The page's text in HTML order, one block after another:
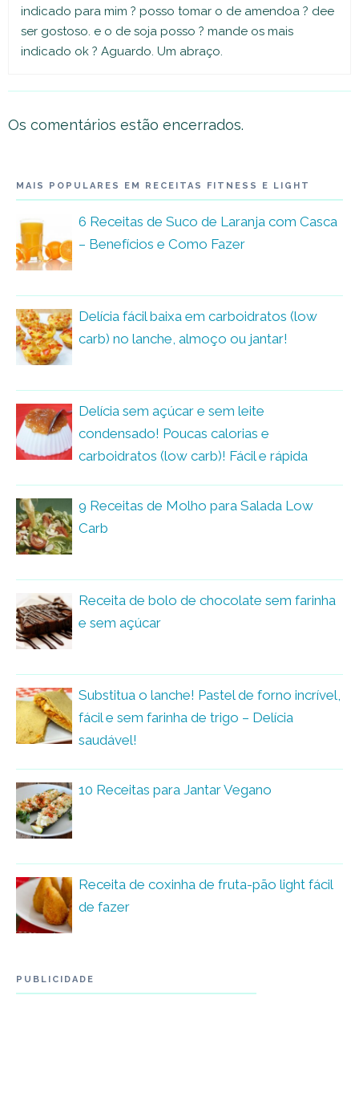
indicado para mim ? posso tomar o de amendoa ? dee
ser gostoso. e o de soja posso ? mande os mais
indicado ok ? Aguardo. Um abraço.
Os comentários estão encerrados.
MAIS POPULARES EM RECEITAS FITNESS E LIGHT
6 Receitas de Suco de Laranja com Casca
– Benefícios e Como Fazer
Delícia fácil baixa em carboidratos (low
carb) no lanche, almoço ou jantar!
Delícia sem açúcar e sem leite
condensado! Poucas calorias e
carboidratos (low carb)! Fácil e rápida
9 Receitas de Molho para Salada Low
Carb
Receita de bolo de chocolate sem farinha
e sem açúcar
Substitua o lanche! Pastel de forno incrível,
fácil e sem farinha de trigo – Delícia
saudável!
10 Receitas para Jantar Vegano
Receita de coxinha de fruta-pão light fácil
de fazer
PUBLICIDADE